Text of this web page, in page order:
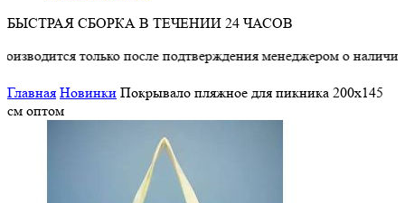
БЫСТРАЯ СБОРКА В ТЕЧЕНИИ 24 ЧАСОВ
только после подтверждения менеджером о наличии
Главная Новинки Покрывало пляжное для пикника 200х145
см оптом